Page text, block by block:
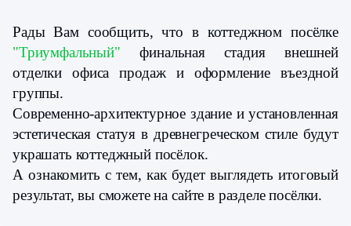
Рады Вам сообщить, что в коттеджном посёлке
"Триумфальный" финальная стадия внешней
отделки офиса продаж и оформление въездной
группы.
Современно-архитектурное здание и установленная
эстетическая статуя в древнегреческом стиле будут
украшать коттеджный посёлок.
А ознакомить с тем, как будет выглядеть итоговый
результат, вы сможете на сайте в разделе посёлки.